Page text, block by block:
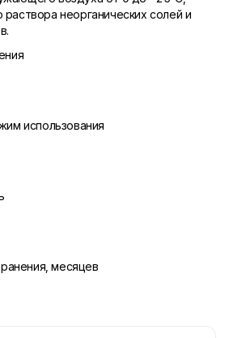
неорганических солей и
использования
месяцев